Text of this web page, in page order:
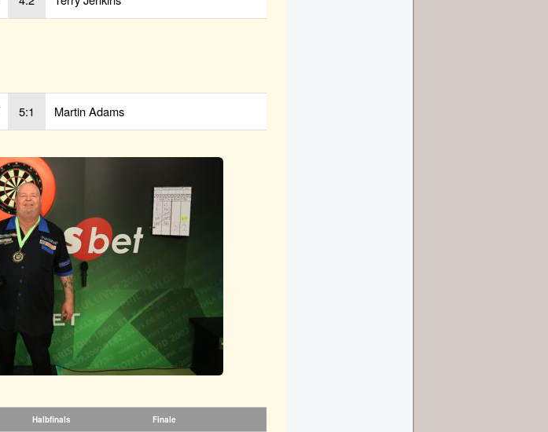
5:1 Martin Adams
Halbfinals Finale